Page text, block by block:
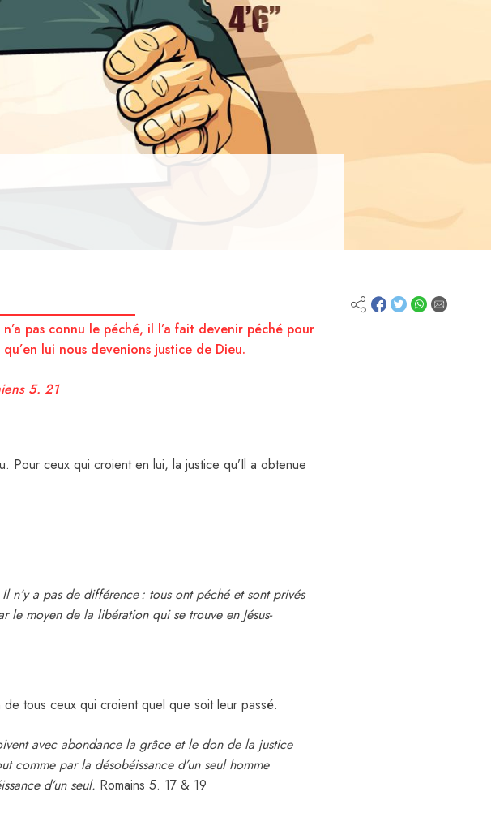
pas connu le péché, il l’a fait devenir péché pour
lui nous devenions justice de Dieu.
5. 21
Pour ceux qui croient en lui, la justice qu’Il a obtenue
n’y a pas de différence : tous ont péché et sont privés
moyen de la libération qui se trouve en Jésus-
tous ceux qui croient quel que soit leur passé.
avec abondance la grâce et le don de la justice
comme par la désobéissance d’un seul homme
d’un seul. Romains 5. 17 & 19